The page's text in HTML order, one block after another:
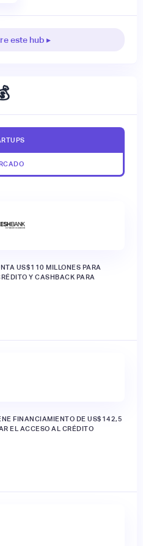
este hub ▸
US$110 MILLONES PARA
Y CASHBACK PARA
FINANCIAMIENTO DE US$142,5
EL ACCESO AL CRÉDITO